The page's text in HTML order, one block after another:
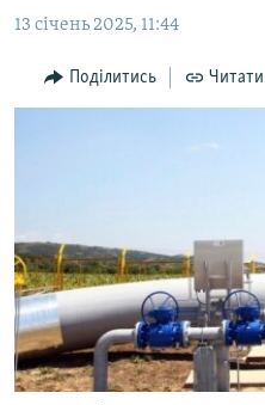
основної
Перейти
до
БЛОГИ
ПОГЛЯД
ДЕПОРТАЦІЯ
ВІДЕОУРОКИ «ELIFBE»
СВІДЧЕННЯ ОКУПАЦІЇ
УКРАЇНСЬКА ПРОБЛЕМА КРИМУ
ЯК ОБІЙТИ БЛОКУВАННЯ
Русский
Qırımtatar
13 січень 2025, 11:44
Поділитись